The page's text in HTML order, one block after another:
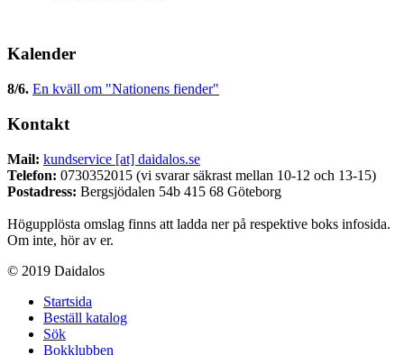
Kalender
8/6. En kväll om "Nationens fiender"
Kontakt
Mail: kundservice [at] daidalos.se
Telefon: 0730352015 (vi svarar säkrast mellan 10-12 och 13-15)
Postadress: Bergsjödalen 54b 415 68 Göteborg
Högupplösta omslag finns att ladda ner på respektive boks infosida.
Om inte, hör av er.
© 2019 Daidalos
Startsida
Beställ katalog
Sök
Bokklubben